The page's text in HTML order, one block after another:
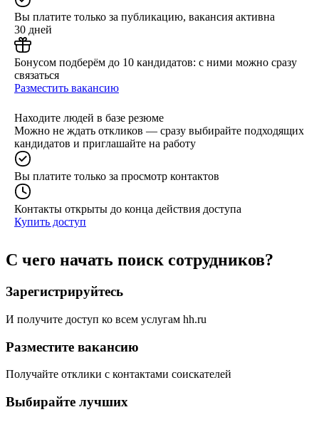
Вы платите только за публикацию, вакансия активна
30 дней
Бонусом подберём до 10 кандидатов: с ними можно сразу
связаться
Разместить вакансию
Находите людей в базе резюме
Можно не ждать откликов — сразу выбирайте подходящих
кандидатов и приглашайте на работу
Вы платите только за просмотр контактов
Контакты открыты до конца действия доступа
Купить доступ
С чего начать поиск сотрудников?
Зарегистрируйтесь
И получите доступ ко всем услугам hh.ru
Разместите вакансию
Получайте отклики с контактами соискателей
Выбирайте лучших